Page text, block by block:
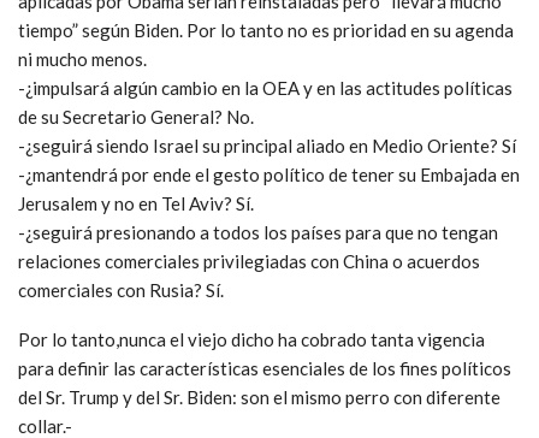
tiempo” según Biden. Por lo tanto no es prioridad en su agenda
ni mucho menos.
-¿impulsará algún cambio en la OEA y en las actitudes políticas
de su Secretario General? No.
-¿seguirá siendo Israel su principal aliado en Medio Oriente? Sí
-¿mantendrá por ende el gesto político de tener su Embajada en
Jerusalem y no en Tel Aviv? Sí.
-¿seguirá presionando a todos los países para que no tengan
relaciones comerciales privilegiadas con China o acuerdos
comerciales con Rusia? Sí.
Por lo tanto,nunca el viejo dicho ha cobrado tanta vigencia
para definir las características esenciales de los fines políticos
del Sr. Trump y del Sr. Biden: son el mismo perro con diferente
collar.-